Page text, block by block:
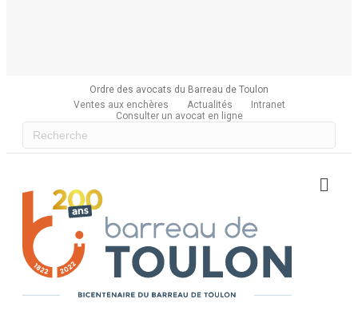
Ordre des avocats du Barreau de Toulon
Ventes aux enchères
Actualités
Intranet
Consulter un avocat en ligne